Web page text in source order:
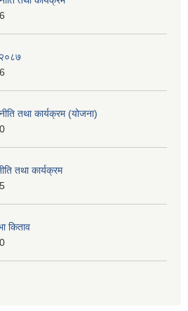
२०८७
तथा कार्यक्रम (योजना)
तथा कार्यक्रम
किताव